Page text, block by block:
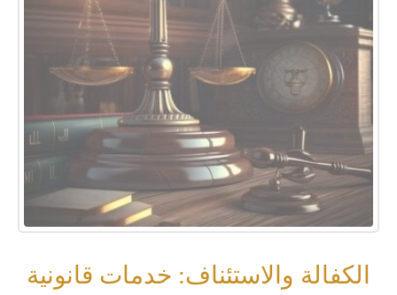
الكفالة والاستئناف: خدمات قانونية